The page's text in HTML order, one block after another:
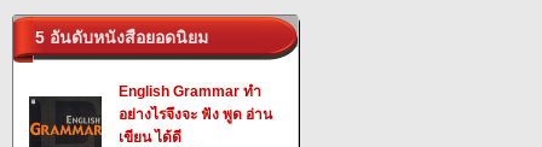
5 อันดับหนังสือยอดนิยม
English Grammar ทำ
อย่างไรจึงจะ ฟัง พูด อ่าน
เขียน ได้ดี